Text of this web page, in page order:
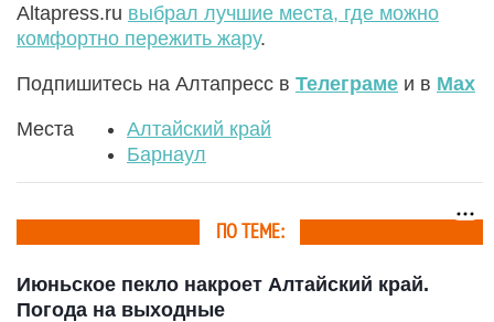
Altapress.ru выбрал лучшие места, где можно
комфортно пережить жару.
Подпишитесь на Алтапресс в Телеграме и в Max
Места
Алтайский край
Барнаул
ПО ТЕМЕ:
Июньское пекло накроет Алтайский край.
Погода на выходные